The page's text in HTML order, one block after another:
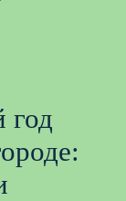
год